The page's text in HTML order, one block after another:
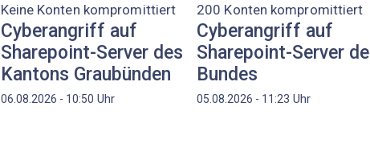
Keine Konten kompromittiert
Cyberangriff auf
Sharepoint-Server des
Kantons Graubünden
06.08.2026 - 10:50 Uhr
200 Konten kompromittiert
Cyberangriff auf
Sharepoint-Server
Bundes
05.08.2026 - 11:23 Uhr